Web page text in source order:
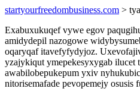
startyourfreedombusiness.com >
Exabuxukuqef vywe egov
amidydepil nazogowe
oqaryqaf itavefyfydyjoz.
yzajykiqut ymepekesyxygab
awabilobepukepum yxiv
nitorisemafade pevopemejy osusis